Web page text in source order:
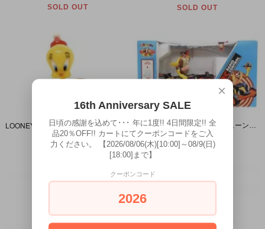
SOLD OUT SOLD OUT
LOONEY TUNES/ルーニーテューンズ・Startoys/スタートイズ社・PVCフィギュア 「Tweety/トゥイーティー・タイコ」
SOLD OUT SOLD OUT
×
16th Anniversary SALE
日頃の感謝を込めて･･･ 年に1度!! 4日間限定!! 全
品20％OFF!! カートにてクーポンコードをご入
力ください。 【2026/08/06(木)[10:00]～08/9(日)
[18:00]まで】
クーポンコード
2026